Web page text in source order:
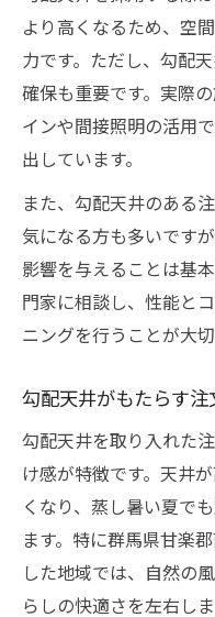
より高くなるため、空
力です。ただし、勾配
確保も重要です。実際
インや間接照明の活用
出しています。
また、勾配天井のある
気になる方も多いです
影響を与えることは基
門家に相談し、性能と
ニングを行うことが大切
勾配天井がもたらす
勾配天井を取り入れた
け感が特徴です。天井
くなり、蒸し暑い夏で
ます。特に群馬県甘楽
した地域では、自然の
らしの快適さを左右しま